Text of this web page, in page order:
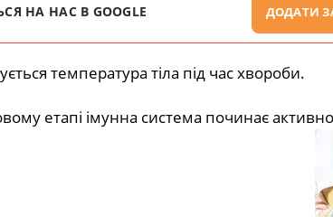
НА НАС В GOOGLE ДОДАТИ
температура тіла під час хвороби.
етапі імунна система починає